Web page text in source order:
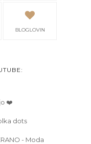
BLOGLOVIN
❤️
dots
- Moda